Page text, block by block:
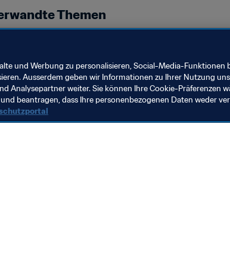
Themen
und Werbung zu personalisieren, Social-Media-Funktionen
Ausserdem geben wir Informationen zu Ihrer Nutzung
Analysepartner weiter. Sie können Ihre Cookie-Präferenzen
beantragen, dass Ihre personenbezogenen Daten weder